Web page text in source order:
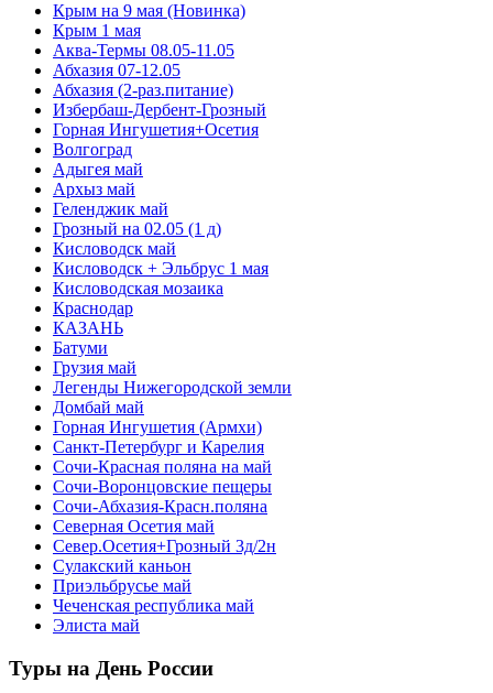
Крым на 9 мая (Новинка)
Крым 1 мая
Аква-Термы 08.05-11.05
Абхазия 07-12.05
Абхазия (2-раз.питание)
Избербаш-Дербент-Грозный
Горная Ингушетия+Осетия
Волгоград
Адыгея май
Архыз май
Геленджик май
Грозный на 02.05 (1 д)
Кисловодск май
Кисловодск + Эльбрус 1 мая
Кисловодская мозаика
Краснодар
КАЗАНЬ
Батуми
Грузия май
Легенды Нижегородской земли
Домбай май
Горная Ингушетия (Армхи)
Санкт-Петербург и Карелия
Сочи-Красная поляна на май
Сочи-Воронцовские пещеры
Сочи-Абхазия-Красн.поляна
Северная Осетия май
Север.Осетия+Грозный 3д/2н
Сулакский каньон
Приэльбрусье май
Чеченская республика май
Элиста май
Туры на День России